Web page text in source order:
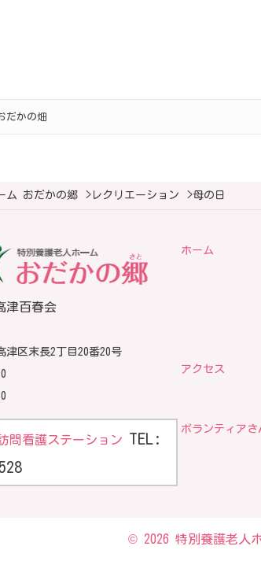
だかの畑
ム おだかの郷 > レクリエーション >母の日
津百春会
津区末長2丁目20番20号
問看護ステーション TEL:
ホーム
アクセス
ボランティアさ
© 2026 特別養護老人